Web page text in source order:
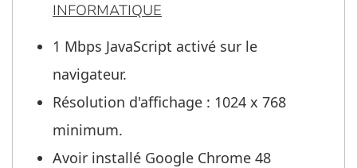
INFORMATIQUE
1 Mbps JavaScript activé sur le
navigateur.
Résolution d'affichage : 1024 x 768
minimum.
Avoir installé Google Chrome 48